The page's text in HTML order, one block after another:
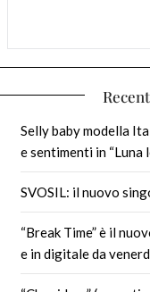
Selly baby modella
e sentimenti in “Luna
SVOSIL: il nuovo
“Break Time” è il
e in digitale da